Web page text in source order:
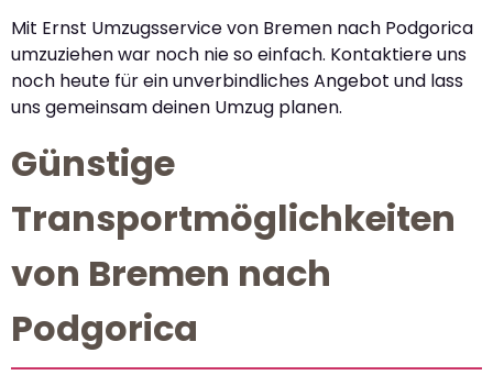
Mit Ernst Umzugsservice von Bremen nach Podgorica
umzuziehen war noch nie so einfach. Kontaktiere uns
noch heute für ein unverbindliches Angebot und lass
uns gemeinsam deinen Umzug planen.
Günstige
Transportmöglichkeiten
von Bremen nach
Podgorica